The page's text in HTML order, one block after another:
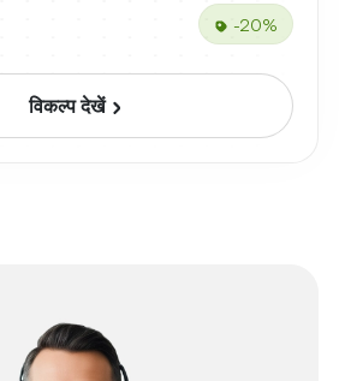
-20%
विकल्प देखें